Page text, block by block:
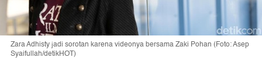
Zara Adhisty jadi sorotan karena videonya bersama Zaki Pohan (Foto: Asep
Syaifullah/detikHOT)